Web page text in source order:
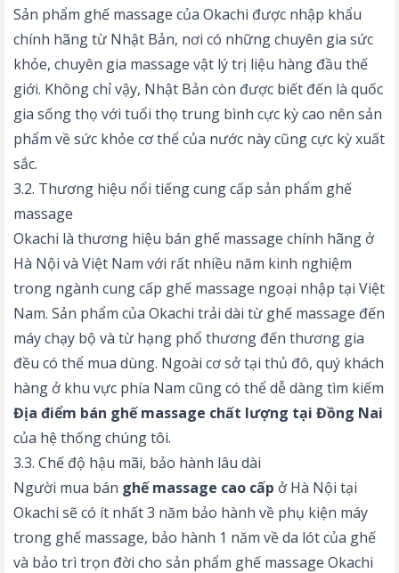
Sản phẩm ghế massage của Okachi được nhập khẩu
chính hãng từ Nhật Bản, nơi có những chuyên gia sức
khỏe, chuyên gia massage vật lý trị liệu hàng đầu thế
giới. Không chỉ vậy, Nhật Bản còn được biết đến là quốc
gia sống thọ với tuổi thọ trung bình cực kỳ cao nên sản
phẩm về sức khỏe cơ thể của nước này cũng cực kỳ xuất
sắc.
3.2. Thương hiệu nổi tiếng cung cấp sản phẩm ghế
massage
Okachi là thương hiệu bán ghế massage chính hãng ở
Hà Nội và Việt Nam với rất nhiều năm kinh nghiệm
trong ngành cung cấp ghế massage ngoại nhập tại Việt
Nam. Sản phẩm của Okachi trải dài từ ghế massage đến
máy chạy bộ và từ hạng phổ thương đến thương gia
đều có thể mua dùng. Ngoài cơ sở tại thủ đô, quý khách
hàng ở khu vực phía Nam cũng có thể dễ dàng tìm kiếm
Địa điểm bán ghế massage chất lượng tại Đồng Nai
của hệ thống chúng tôi.
3.3. Chế độ hậu mãi, bảo hành lâu dài
Người mua bán ghế massage cao cấp ở Hà Nội tại
Okachi sẽ có ít nhất 3 năm bảo hành về phụ kiện máy
trong ghế massage, bảo hành 1 năm về da lót của ghế
và bảo trì trọn đời cho sản phẩm ghế massage Okachi